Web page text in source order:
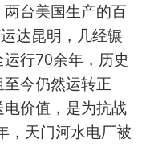
台美国生产的百
达昆明，几经辗
行70余年，历史
今仍然运转正
价值，是为抗战
，天门河水电厂被